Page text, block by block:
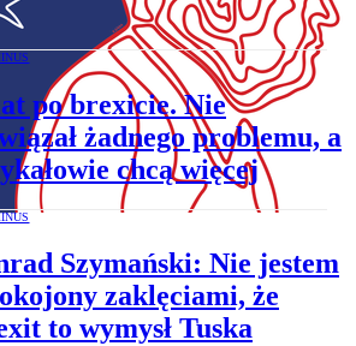
po brexicie. Nie
żadnego problemu, a
chcą więcej
Szymański: Nie jestem
zaklęciami, że
to wymysł Tuska